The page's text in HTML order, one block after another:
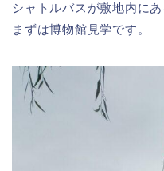
シャトルバスが敷地内に
まずは博物館見学です。